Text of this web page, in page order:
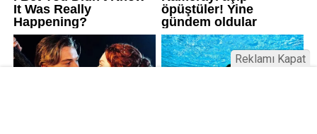
Reklamı Kapat